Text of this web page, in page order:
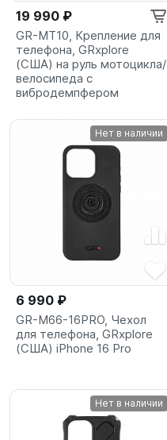
19 990 ₽
GR-MT10, Крепление для
телефона, GRxplore
(США) на руль мотоцикла/
велосипеда с
вибродемпфером
Нет в наличии
6 990 ₽
GR-M66-16PRO, Чехол
для телефона, GRxplore
(США) iPhone 16 Pro
Нет в наличии